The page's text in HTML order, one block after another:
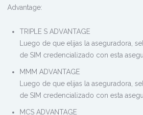
Advantage:
TRIPLE S ADVANTAGE
Luego de que elijas la aseguradora,
de SIM credencializado con esta
MMM ADVANTAGE
Luego de que elijas la aseguradora,
de SIM credencializado con esta
MCS ADVANTAGE